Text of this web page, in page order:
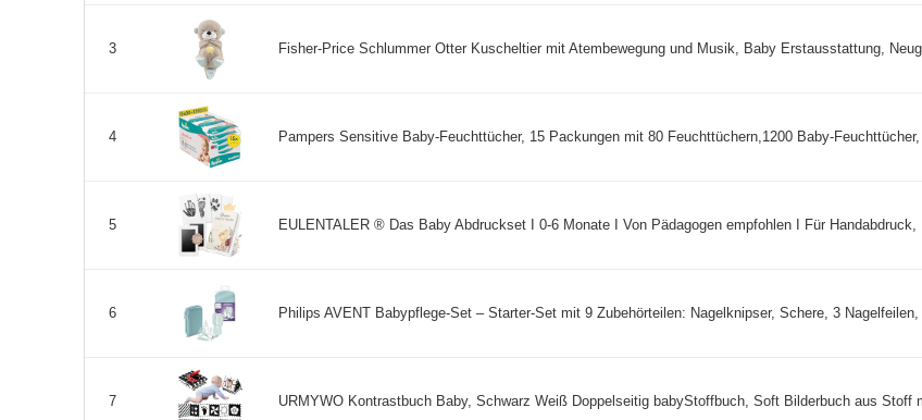
3 Fisher-Price Schlummer Otter Kuscheltier mit Atembewegung und Musik, Baby Erstausstattung,
4 Pampers Sensitive Baby-Feuchttücher, 15 Packungen mit 80 Feuchttüchern,1200 Baby-Feuchttücher,
5 EULENTALER ® Das Baby Abdruckset I 0-6 Monate I Von Pädagogen empfohlen I Für Handabdruck,
6 Philips AVENT Babypflege-Set – Starter-Set mit 9 Zubehörteilen: Nagelknipser, Schere, 3 Nagelfeilen,
7 URMYWO Kontrastbuch Baby, Schwarz Weiß Doppelseitig babyStoffbuch, Soft Bilderbuch aus Stoff